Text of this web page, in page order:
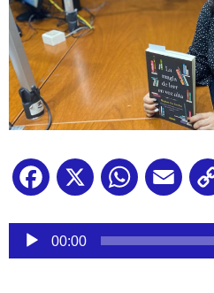
Facebook
X WhatsApp
Reproductor
audio
00:00